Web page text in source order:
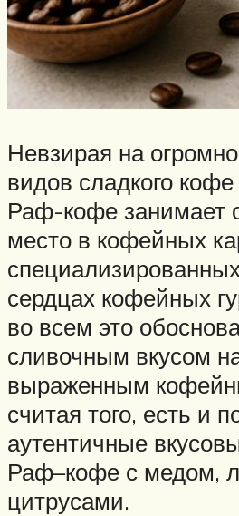
Невзирая на
видов сладкого
Раф-кофе занимает
место в кофейных
сердцах кофейных
во всем это
сливочным вкусом
выраженным
считая того, есть и
аутентичные
Раф–кофе с медом,
цитрусами.